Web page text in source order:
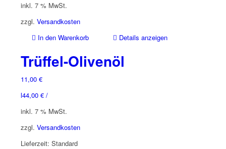
inkl. 7 % MwSt.
zzgl. Versandkosten
In den Warenkorb
Details anzeigen
Trüffel-Olivenöl
11,00 €
44,00 €/
l
inkl. 7 % MwSt.
zzgl. Versandkosten
Lieferzeit: Standard